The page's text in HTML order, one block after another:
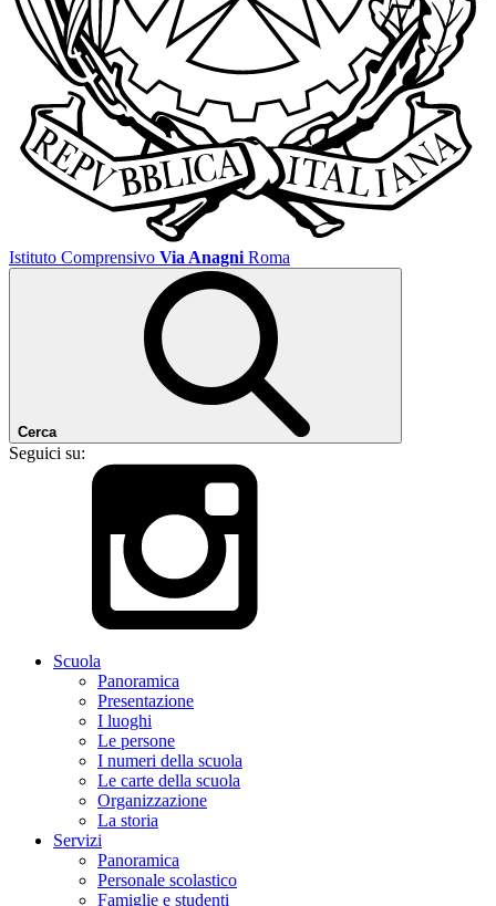
Istituto Comprensivo Via Anagni Roma
Cerca
Seguici su:
Scuola
Panoramica
Presentazione
I luoghi
Le persone
I numeri della scuola
Le carte della scuola
Organizzazione
La storia
Servizi
Panoramica
Personale scolastico
Famiglie e studenti